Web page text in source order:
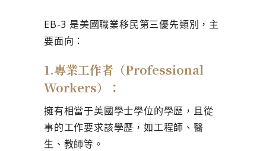
EB-3 是美國職業移民第三優先類別，主
要面向：
1.專業工作者（Professional
Workers）：
擁有相當于美國學士學位的學歷，且從
事的工作要求該學歷，如工程師、醫
生、教師等。